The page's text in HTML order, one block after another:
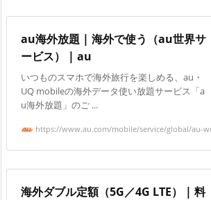
au海外放題 | 海外で使う（au世界サ
ービス） | au
いつものスマホで海外旅行を楽しめる、au・
UQ mobileの海外データ使い放題サービス「a
u海外放題」のご ...
https://www.au.com/mobile/service/global/au-
海外ダブル定額（5G／4G LTE） | 料